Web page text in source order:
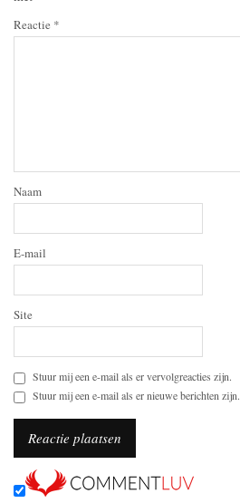
Reactie *
Naam
E-mail
Site
Stuur mij een e-mail als er vervolgreacties zijn.
Stuur mij een e-mail als er nieuwe berichten zijn.